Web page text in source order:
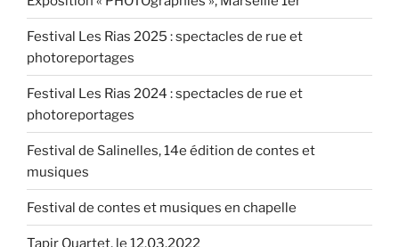
Festival Les Rias 2025 : spectacles de rue et
photoreportages
Festival Les Rias 2024 : spectacles de rue et
photoreportages
Festival de Salinelles, 14e édition de contes et
musiques
Festival de contes et musiques en chapelle
Tapir Quartet, le 12.03.2022